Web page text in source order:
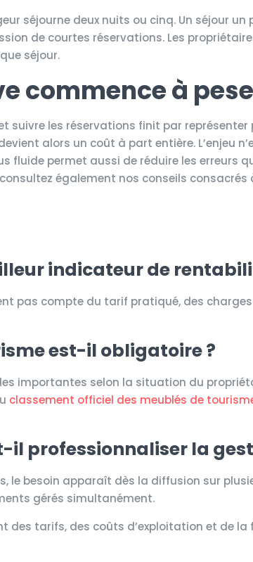
séjourne deux nuits ou cinq. Un séjour un
de courtes réservations. Les
séjour.
commence à
suivre les réservations finit par représenter
alors un coût à part entière. L’enjeu
fluide permet aussi de réduire les erreurs
également nos conseils consacrés
indicateur de
pas compte du tarif pratiqué, des
est-il obligatoire ?
importantes selon la situation du
classement officiel des meublés de
professionnaliser la
le besoin apparaît dès la diffusion sur
gérés simultanément.
des tarifs, des coûts d’exploitation et de la